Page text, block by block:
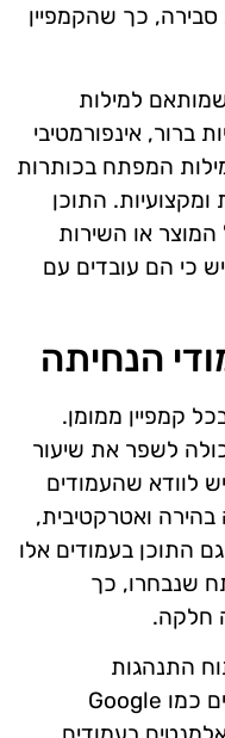
כך שהקמפיין
למילות
ברור, אינפורמטיבי
המפתח בכותרות
ומקצועיות. התוכן
או השירות
כי הם עובדים עם
הנחיתה
קמפיין ממומן.
לשפר את שיעור
לוודא שהעמודים
בהירה ואטרקטיבית,
התוכן בעמודים אלו
שנבחרו, כך
חלקה.
התנהגות
המשתמשים בעמודי הנחיתה. כלים כמו Google